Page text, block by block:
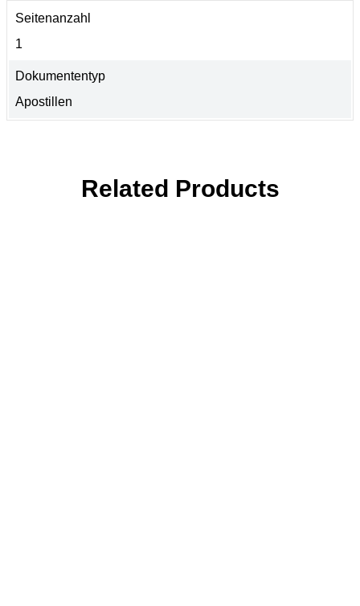
Seitenanzahl
1
Dokumententyp
Apostillen
Related Products